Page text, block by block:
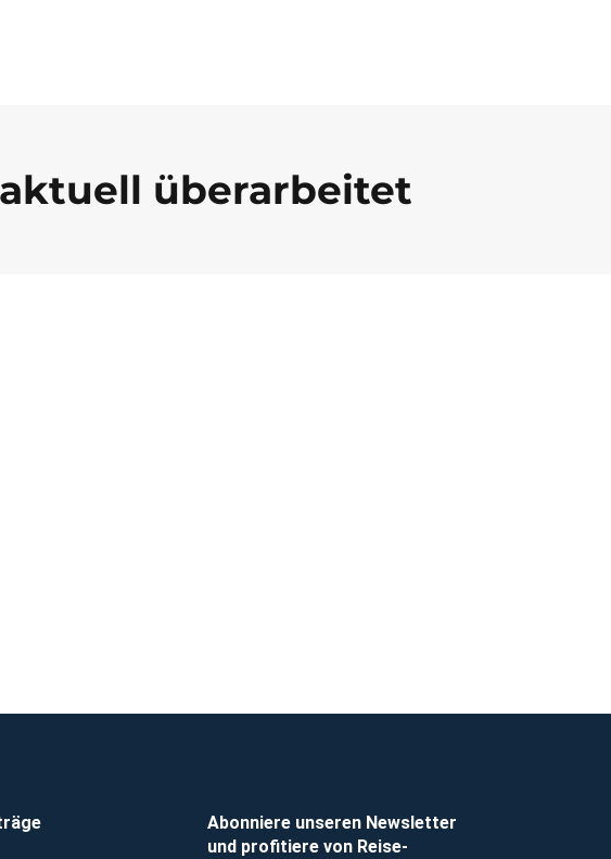
überarbeitet
Abonniere unseren Newsletter
und profitiere von Reise-